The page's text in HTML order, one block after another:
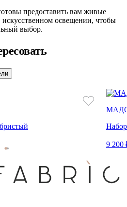
предоставить вам живые
освещении, чтобы
выбор.
9 200